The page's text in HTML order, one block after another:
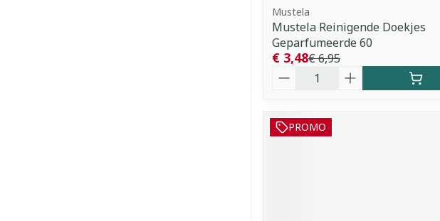
Mustela
Mustela Reinigende Doekjes
Geparfumeerde 60
€ 6,95
€ 3,48
PROMO